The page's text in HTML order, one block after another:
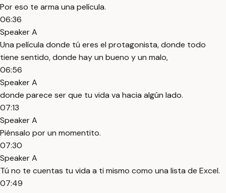
Por eso te arma una película.
06:36
Speaker A
Una película donde tú eres el protagonista, donde todo
tiene sentido, donde hay un bueno y un malo,
06:56
Speaker A
donde parece ser que tu vida va hacia algún lado.
07:13
Speaker A
Piénsalo por un momentito.
07:30
Speaker A
Tú no te cuentas tu vida a ti mismo como una lista de Excel.
07:49